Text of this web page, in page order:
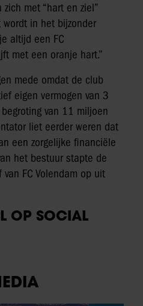
met “hart en ziel”
wordt in het bijzonder
altijd een FC
met een oranje hart.”
mede omdat de club
eigen vermogen van 3
van 11 miljoen
liet eerder weren dat
een zorgelijke financiële
het bestuur stapte de
FC Volendam op uit
OP SOCIAL